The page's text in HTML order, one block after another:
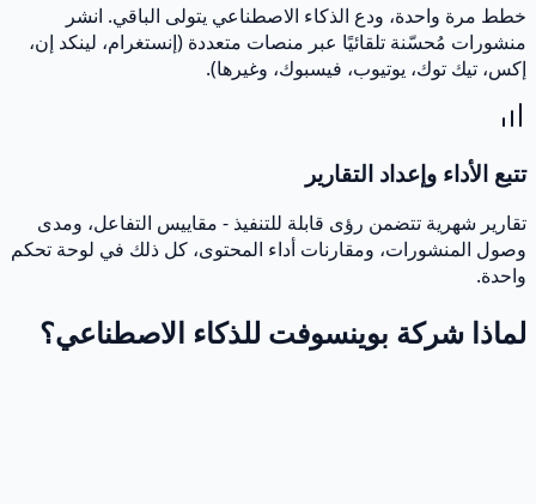
مرة واحدة، ودع الذكاء الاصطناعي يتولى الباقي. انشر
مُحسّنة تلقائيًا عبر منصات متعددة (إنستغرام، لينكد إن،
تيك توك، يوتيوب، فيسبوك، وغيرها).
الأداء وإعداد التقارير
شهرية تتضمن رؤى قابلة للتنفيذ - مقاييس التفاعل، ومدى
المنشورات، ومقارنات أداء المحتوى، كل ذلك في لوحة تحكم
شركة بوينسوفت للذكاء الاصطناعي؟